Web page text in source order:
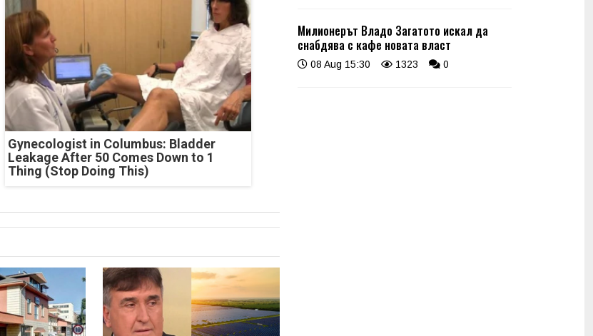
Gynecologist in Columbus: Bladder
Leakage After 50 Comes Down to 1
Thing (Stop Doing This)
Милионерът Владо Загатото искал да
снабдява с кафе новата власт
08 Aug 15:30 1323 0